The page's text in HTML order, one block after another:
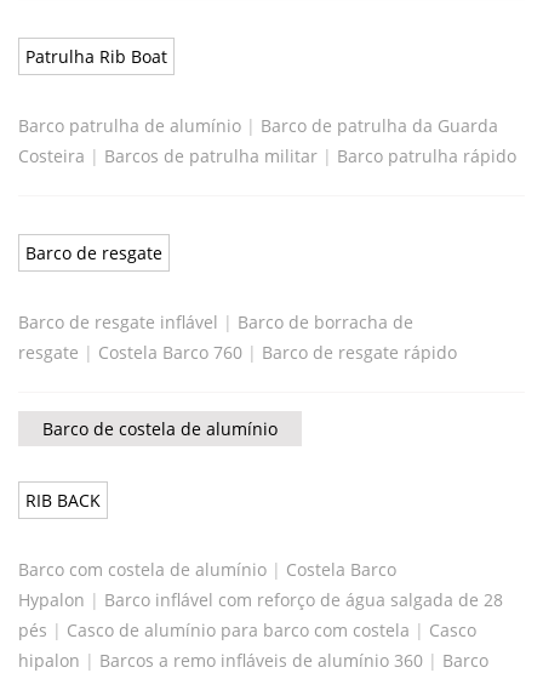
Patrulha Rib Boat
Barco patrulha de alumínio | Barco de patrulha da Guarda
Costeira | Barcos de patrulha militar | Barco patrulha rápido
Barco de resgate
Barco de resgate inflável | Barco de borracha de
resgate | Costela Barco 760 | Barco de resgate rápido
Barco de costela de alumínio
RIB BACK
Barco com costela de alumínio | Costela Barco
Hypalon | Barco inflável com reforço de água salgada de 28
pés | Casco de alumínio para barco com costela | Casco
hipalon | Barcos a remo infláveis ​​de alumínio 360 | Barco